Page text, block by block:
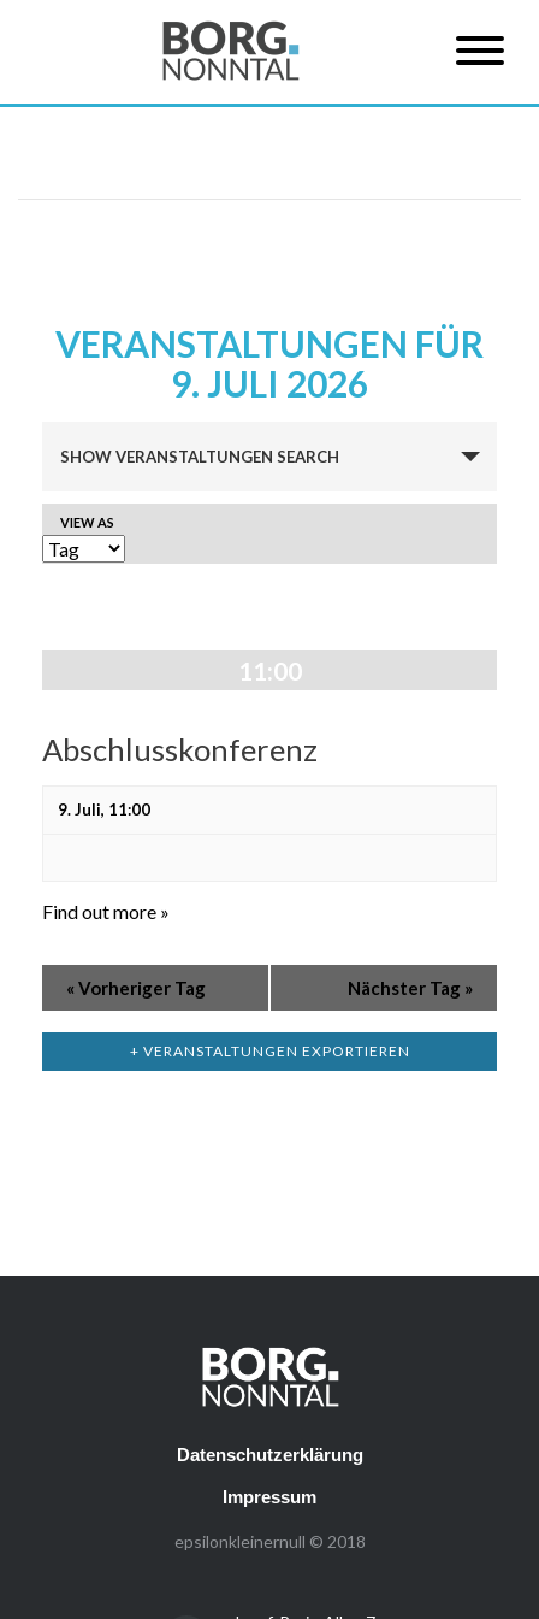
VERANSTALTUNGEN FÜR
9. JULI 2026
Suche
und
Ansichten,
SHOW VERANSTALTUNGEN SEARCH
VERANSTALTUNG
ANSICHTEN-
VIEW AS
11:00
Abschlusskonferenz
9. Juli, 11:00
Find out more »
« Vorheriger Tag Nächster Tag »
+ VERANSTALTUNGEN EXPORTIEREN
Datenschutzerklärung
Impressum
epsilonkleinernull © 2018